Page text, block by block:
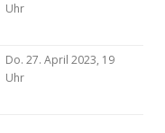
Uhr
Do. 27. April 2023, 19
Uhr